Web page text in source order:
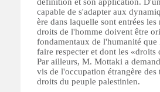
capable de s'adapter aux
ère dans laquelle sont entrées
droits de l'homme doivent être
fondamentaux de l'humanité que
faire respecter et dont les
Par ailleurs, M. Mottaki a
vis de l'occupation étrangère
droits du peuple palestinien.